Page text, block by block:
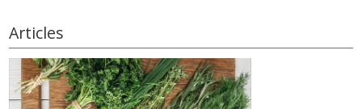
Articles